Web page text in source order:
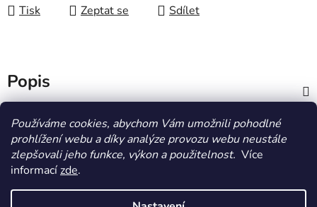
Používáme cookies, abychom Vám umožnili pohodlné
prohlížení webu a díky analýze provozu webu neustále
zlepšovali jeho funkce, výkon a použitelnost. Více
informacízde.
Tisk Zeptat se Sdílet
Popis
Diskuze
HOMOLA-shop.cz ZDE NAJDETE VÝDEJNÍ MÍSTO